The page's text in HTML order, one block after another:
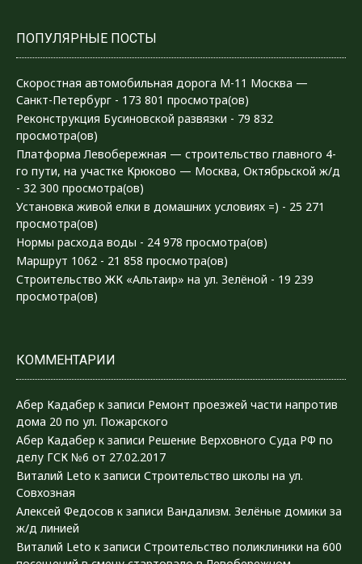
ПОПУЛЯРНЫЕ ПОСТЫ
Скоростная автомобильная дорога М-11 Москва —
Санкт-Петербург - 173 801 просмотра(ов)
Реконструкция Бусиновской развязки - 79 832
просмотра(ов)
Платформа Левобережная — строительство главного 4-
го пути, на участке Крюково — Москва, Октябрьской ж/д
- 32 300 просмотра(ов)
Установка живой елки в домашних условиях =) - 25 271
просмотра(ов)
Нормы расхода воды - 24 978 просмотра(ов)
Маршрут 1062 - 21 858 просмотра(ов)
Строительство ЖК «Альтаир» на ул. Зелёной - 19 239
просмотра(ов)
КОММЕНТАРИИ
Абер Кадабер к записи Ремонт проезжей части напротив
дома 20 по ул. Пожарского
Абер Кадабер к записи Решение Верховного Суда РФ по
делу ГСК №6 от 27.02.2017
Виталий Leto к записи Строительство школы на ул.
Совхозная
Алексей Федосов к записи Вандализм. Зелёные домики за
ж/д линией
Виталий Leto к записи Строительство поликлиники на 600